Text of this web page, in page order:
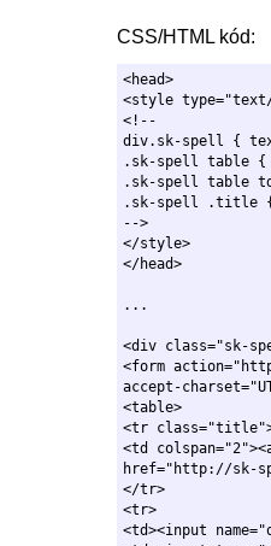
CSS/HTML kód:
<head>
<style
<!--
div.sk-spell {
.sk-spell table {
.sk-spell table
.sk-spell .title {
-->
</style>
<div class="sk-
<form
accept-
<table>
<tr
<td
href="http://sk-
</tr>
<tr>
<td><input